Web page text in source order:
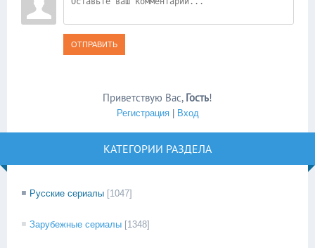
ОТПРАВИТЬ
Приветствую Вас, Гость!
Регистрация| Вход
КАТЕГОРИИ РАЗДЕЛА
Русские сериалы [1047]
Зарубежные сериалы [1348]